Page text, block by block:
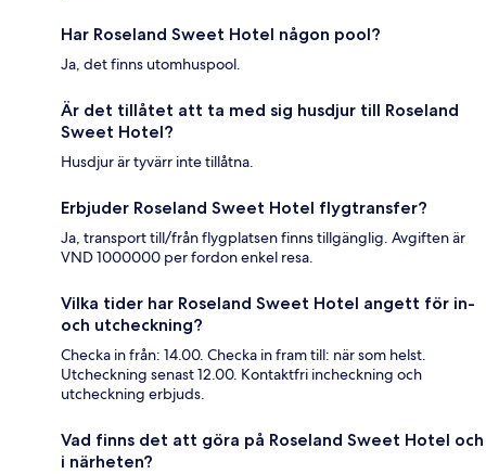
Har Roseland Sweet Hotel någon pool?
Ja, det finns utomhuspool.
Är det tillåtet att ta med sig husdjur till Roseland
Sweet Hotel?
Husdjur är tyvärr inte tillåtna.
Erbjuder Roseland Sweet Hotel flygtransfer?
Ja, transport till/från flygplatsen finns tillgänglig. Avgiften är
VND 1000000 per fordon enkel resa.
Vilka tider har Roseland Sweet Hotel angett för in-
och utcheckning?
Checka in från: 14.00. Checka in fram till: när som helst.
Utcheckning senast 12.00. Kontaktfri incheckning och
utcheckning erbjuds.
Vad finns det att göra på Roseland Sweet Hotel och
i närheten?